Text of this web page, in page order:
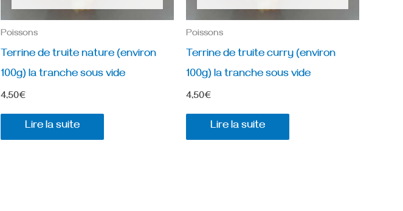
Poissons
Terrine de truite nature (environ
100g) la tranche sous vide
4,50€
Lire la suite
Poissons
Terrine de truite curry (environ
100g) la tranche sous vide
4,50€
Lire la suite